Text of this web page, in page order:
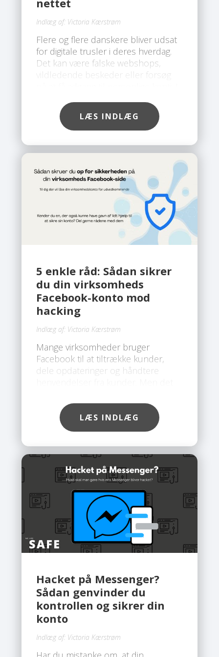
Indlæg af: Victoria Kærstrøm
Flere og flere danskere bliver udsat
for digitale trusler i deres hverdag.
Det kan være falske webshops,
vildledende beskeder eller forsøg
mere avancerede, er der behov for
en løsning, der giver en mere
omfattende beskyttelse end klassisk
antivirus. Her skiller Safe Mini sig ud.
LÆS INDLÆG
5 enkle råd: Sådan sikrer
du din virksomheds
Facebook-konto mod
hacking
Indlæg af: Victoria Kærstrøm
Mange virksomheder bruger
Facebook til at tiltrække kunder,
dele opdateringer og håndtere
mål for hackere. Desværre ser vi hos
Safe, at flere og flere
virksomhedskonti bliver hacket, ofte
gode nyhed er, at du med få simple
skridt kan beskytte din konto. Du
behøver ikke være teknisk ekspert,
så længe du følger rådene
herunder.
LÆS INDLÆG
Hacket på Messenger?
Sådan genvinder du
kontrollen og sikrer din
konto
Indlæg af: Victoria Kærstrøm